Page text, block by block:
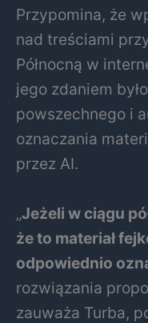
Przypomina, że
nad treściami
Północną w
jego zdaniem
powszechnego i
oznaczania
przez AI.
„Jeżeli w ciągu
że to materiał
odpowiednio
rozwiązania
zauważa Turba,